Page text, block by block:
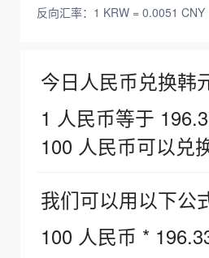
反向汇率：1 KRW = 0.0051 CNY
今日人民币兑换韩
1 人民币等于
100 人民币可以兑
我们可以用以下公
100 人民币 *